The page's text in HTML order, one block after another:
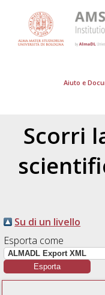
Aiuto e
Scorri
Su di un livello
Esporta come